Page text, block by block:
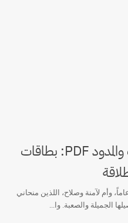
بطاقات الحروف مع الحركات والمدود PDF: بطاقات
إيناس صلاح، معلمة رياض أطفال منذ ١٥ عاماً، وأم لآمنة وصلاح، اللذين منحاني
الجميلة والصعبة. وا...